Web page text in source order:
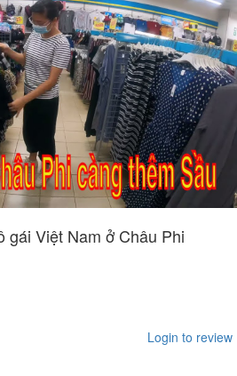
gái Việt Nam ở Châu Phi
Login to review